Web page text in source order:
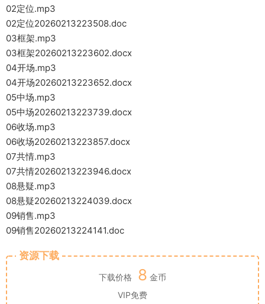
02定位.mp3
02定位20260213223508.doc
03框架.mp3
03框架20260213223602.docx
04开场.mp3
04开场20260213223652.docx
05中场.mp3
05中场20260213223739.docx
06收场.mp3
06收场20260213223857.docx
07共情.mp3
07共情20260213223946.docx
08悬疑.mp3
08悬疑20260213224039.docx
09销售.mp3
09销售20260213224141.doc
资源下载
下载价格 8 金币
VIP免费